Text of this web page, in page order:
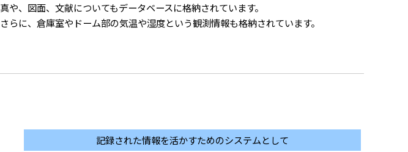
真や、図面、文献についてもデータベースに格納されています。
さらに、倉庫室やドーム部の気温や湿度という観測情報も格納されています。
記録された情報を活かすためのシステムとして